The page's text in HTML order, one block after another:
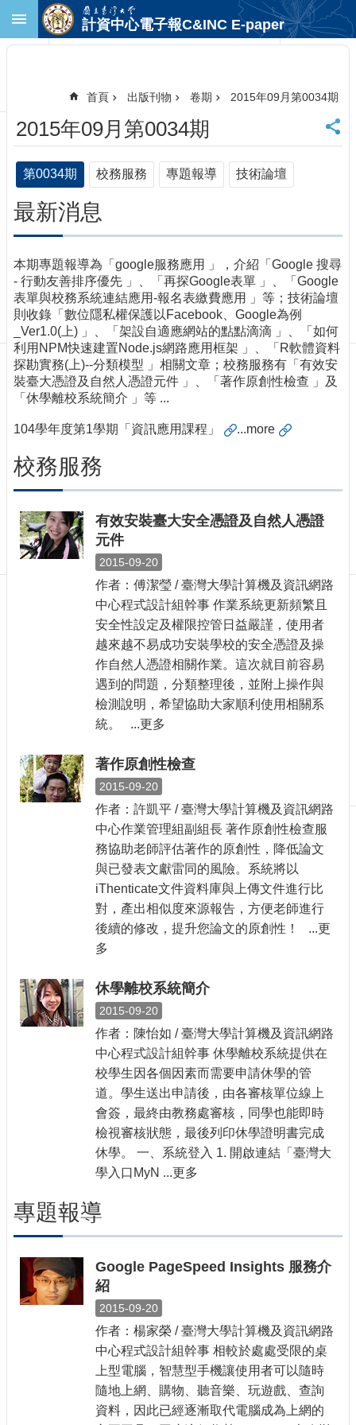
跳到主要內容區塊
首
頁
臺
大
首
頁
計
首
頁
聯
絡
資
訊
訂
閱/
消
網
站
導
最
新
校
務
壇
產
計資中心電子報C&INC E-paper
首頁 出版刊物 卷期 2015年09月第0034期
2015年09月第0034期
第0034期 校務服務 專題報導 技術論壇
最新消息
本期專題報導為「google服務應用 」，介紹「Google 搜尋
- 行動友善排序優先 」、「再探Google表單 」、「Google
表單與校務系統連結應用-報名表繳費應用 」等；技術論壇
則收錄「數位隱私權保護以Facebook、Google為例
_Ver1.0(上) 」、「架設自適應網站的點點滴滴 」、「如何
利用NPM快速建置Node.js網路應用框架 」、「R軟體資料
探勘實務(上)--分類模型 」相關文章；校務服務有「有效安
裝臺大憑證及自然人憑證元件 」、「著作原創性檢查 」及
「休學離校系統簡介 」等 ...
104學年度第1學期「資訊應用課程」 ...more
校務服務
有效安裝臺大安全憑證及自然人憑證
元件
2015-09-20
作者：傅潔瑩 / 臺灣大學計算機及資訊網路
中心程式設計組幹事 作業系統更新頻繁且
安全性設定及權限控管日益嚴謹，使用者
越來越不易成功安裝學校的安全憑證及操
作自然人憑證相關作業。這次就目前容易
遇到的問題，分類整理後，並附上操作與
檢測說明，希望協助大家順利使用相關系
統。 ...更多
著作原創性檢查
2015-09-20
作者：許凱平 / 臺灣大學計算機及資訊網路
中心作業管理組副組長 著作原創性檢查服
務協助老師評估著作的原創性，降低論文
與已發表文獻雷同的風險。系統將以
iThenticate文件資料庫與上傳文件進行比
對，產出相似度來源報告，方便老師進行
後續的修改，提升您論文的原創性！ ...更
多
休學離校系統簡介
2015-09-20
作者：陳怡如 / 臺灣大學計算機及資訊網路
中心程式設計組幹事 休學離校系統提供在
校學生因各個因素而需要申請休學的管
道。學生送出申請後，由各審核單位線上
會簽，最終由教務處審核，同學也能即時
檢視審核狀態，最後列印休學證明書完成
休學。 一、系統登入 1. 開啟連結「臺灣大
學入口MyN ...更多
專題報導
Google PageSpeed Insights 服務介
紹
2015-09-20
作者：楊家榮 / 臺灣大學計算機及資訊網路
中心程式設計組幹事 相較於處處受限的桌
上型電腦，智慧型手機讓使用者可以隨時
隨地上網、購物、聽音樂、玩遊戲、查詢
資料，因此已經逐漸取代電腦成為上網的